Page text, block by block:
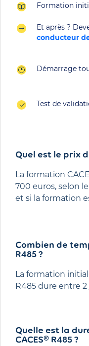
Formation
Et après ?
conducteur
Démarrage
Test de
Quel est le prix
La formation
700 euros, selon
et si la formation
Combien de
R485​ ?​
La formation
R485 dure entre 2
Quelle est la
CACES® R485​ ?